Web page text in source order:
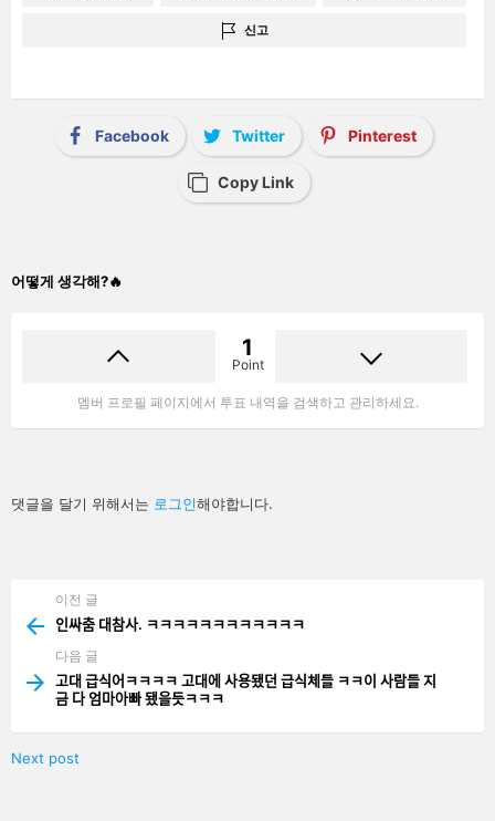
신고
Facebook Twitter Pinterest
Copy Link
어떻게 생각해?🔥
1
Point
멤버 프로필 페이지에서 투표 내역을 검색하고 관리하세요.
답
글
댓글을 달기 위해서는 로그인해야합니다.
more
이전 글
인싸춤 대참사. ㅋㅋㅋㅋㅋㅋㅋㅋㅋㅋㅋㅋ
다음 글
고대 급식어ㅋㅋㅋㅋ 고대에 사용됐던 급식체들 ㅋㅋ이 사람들 지
금 다 엄마아빠 됐을듯ㅋㅋㅋ
Next post